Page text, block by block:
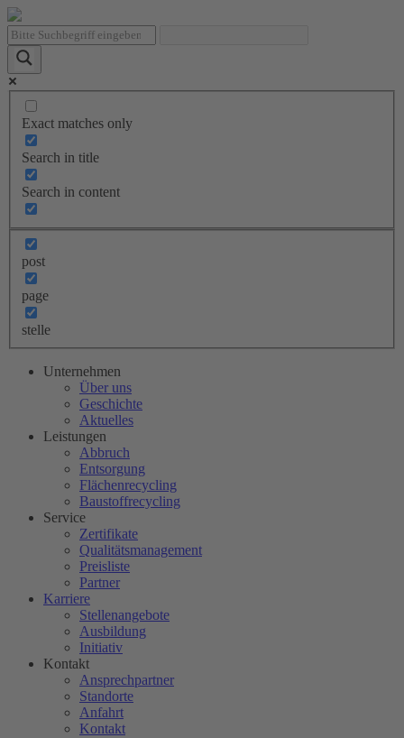
Exact matches only
Search in title
Search in content
post
page
stelle
Unternehmen
Über uns
Geschichte
Aktuelles
Leistungen
Abbruch
Entsorgung
Flächenrecycling
Baustoffrecycling
Service
Zertifikate
Qualitätsmanagement
Preisliste
Partner
Karriere
Stellenangebote
Ausbildung
Initiativ
Kontakt
Ansprechpartner
Standorte
Anfahrt
Kontakt